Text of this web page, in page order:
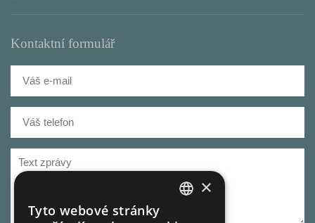
Kontaktní formulář
×
Tyto webové stránky